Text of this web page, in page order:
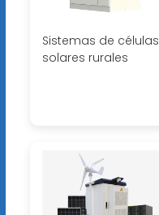
Sistemas de células
solares rurales